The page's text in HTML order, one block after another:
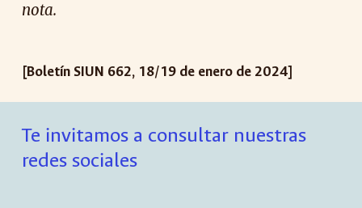
nota.
[Boletín SIUN 662, 18/19 de enero de 2024]
Te invitamos a consultar nuestras
redes sociales